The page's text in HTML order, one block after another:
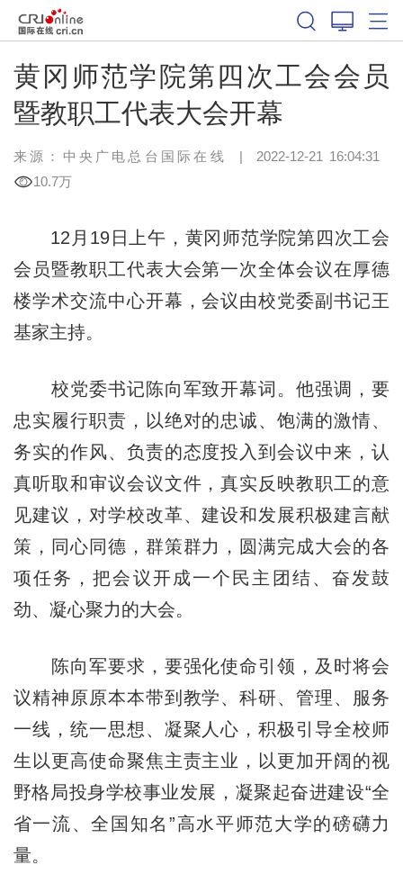
黄冈师范学院第四次工会会员
暨教职工代表大会开幕
来源：中央广电总台国际在线 | 2022-12-21 16:04:31
10.7万
12月19日上午，黄冈师范学院第四次工会
会员暨教职工代表大会第一次全体会议在厚德
楼学术交流中心开幕，会议由校党委副书记王
基家主持。
校党委书记陈向军致开幕词。他强调，要
忠实履行职责，以绝对的忠诚、饱满的激情、
务实的作风、负责的态度投入到会议中来，认
真听取和审议会议文件，真实反映教职工的意
见建议，对学校改革、建设和发展积极建言献
策，同心同德，群策群力，圆满完成大会的各
项任务，把会议开成一个民主团结、奋发鼓
劲、凝心聚力的大会。
陈向军要求，要强化使命引领，及时将会
议精神原原本本带到教学、科研、管理、服务
一线，统一思想、凝聚人心，积极引导全校师
生以更高使命聚焦主责主业，以更加开阔的视
野格局投身学校事业发展，凝聚起奋进建设“全
省一流、全国知名”高水平师范大学的磅礴力
量。